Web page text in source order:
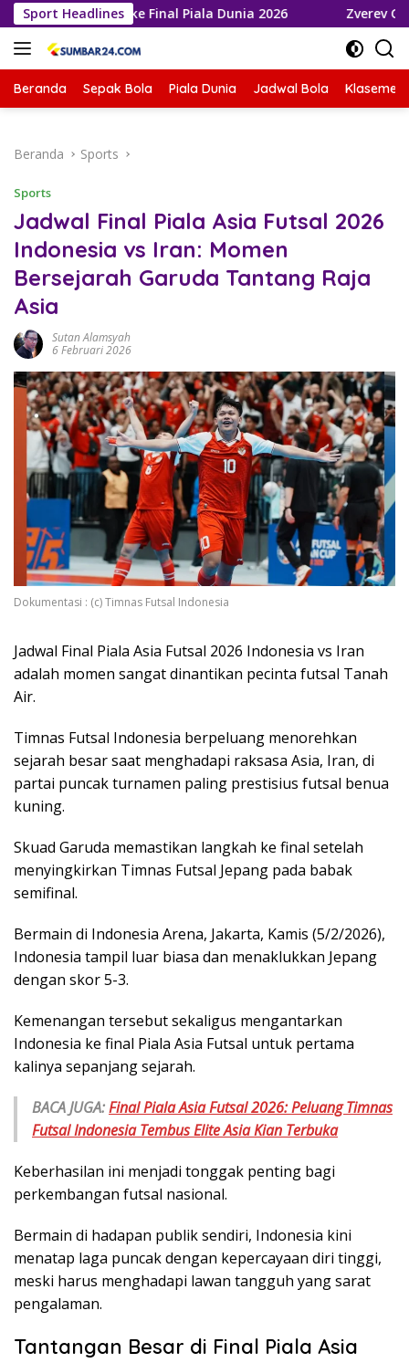
Langsung
ke
konten
Sport Headlines
Melaju ke Final Piala Dunia 2026 Zverev Gagal Juara
Beranda Sepak Bola Piala Dunia Jadwal Bola Klasemen
Beranda Sports
Sports
Jadwal Final Piala Asia Futsal 2026
Indonesia vs Iran: Momen
Bersejarah Garuda Tantang Raja
Asia
Sutan Alamsyah
6 Februari 2026
Dokumentasi : (c) Timnas Futsal Indonesia
Jadwal Final Piala Asia Futsal 2026 Indonesia vs Iran
adalah momen sangat dinantikan pecinta futsal Tanah
Air.
Timnas Futsal Indonesia berpeluang menorehkan
sejarah besar saat menghadapi raksasa Asia, Iran, di
partai puncak turnamen paling prestisius futsal benua
kuning.
Skuad Garuda memastikan langkah ke final setelah
menyingkirkan Timnas Futsal Jepang pada babak
semifinal.
Bermain di Indonesia Arena, Jakarta, Kamis (5/2/2026),
Indonesia tampil luar biasa dan menaklukkan Jepang
dengan skor 5-3.
Kemenangan tersebut sekaligus mengantarkan
Indonesia ke final Piala Asia Futsal untuk pertama
kalinya sepanjang sejarah.
BACA JUGA:Final Piala Asia Futsal 2026: Peluang Timnas
Futsal Indonesia Tembus Elite Asia Kian Terbuka
Keberhasilan ini menjadi tonggak penting bagi
perkembangan futsal nasional.
Bermain di hadapan publik sendiri, Indonesia kini
menatap laga puncak dengan kepercayaan diri tinggi,
meski harus menghadapi lawan tangguh yang sarat
pengalaman.
Tantangan Besar di Final Piala Asia